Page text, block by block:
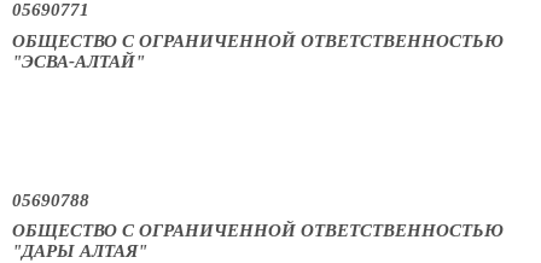
05690771
ОБЩЕСТВО С ОГРАНИЧЕННОЙ ОТВЕТСТВЕННОСТЬЮ
"ЭСВА-АЛТАЙ"
05690788
ОБЩЕСТВО С ОГРАНИЧЕННОЙ ОТВЕТСТВЕННОСТЬЮ
"ДАРЫ АЛТАЯ"